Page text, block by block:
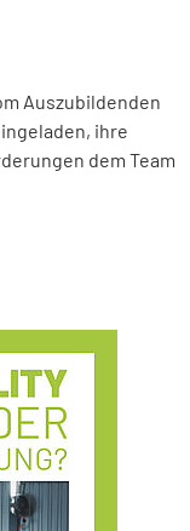
Auszubildenden
ihre
dem Team